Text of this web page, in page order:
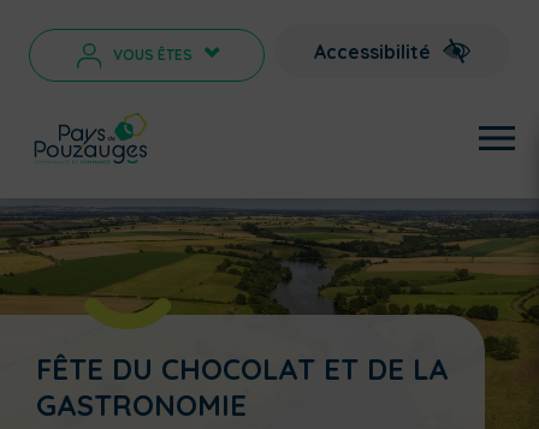
VOUS ÊTES > Accessibilité
FÊTE DU CHOCOLAT ET DE LA
GASTRONOMIE